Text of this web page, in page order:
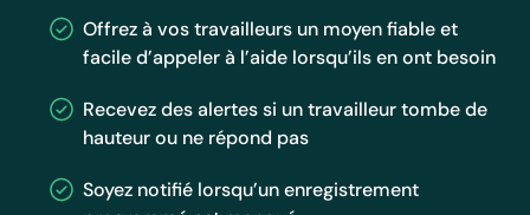
Offrez à vos travailleurs un moyen fiable et
facile d’appeler à l’aide lorsqu’ils en ont besoin
Recevez des alertes si un travailleur tombe de
hauteur ou ne répond pas
Soyez notifié lorsqu’un enregistrement